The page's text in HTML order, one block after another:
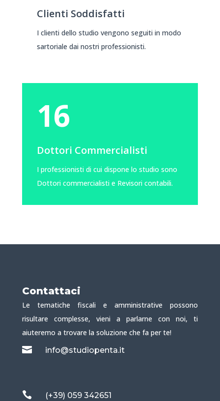
Clienti Soddisfatti
I clienti dello studio vengono seguiti in modo
sartoriale dai nostri professionisti.
16
Dottori Commercialisti
I professionisti di cui dispone lo studio sono
Dottori commercialisti e Revisori contabili.
Contattaci
Le tematiche fiscali e amministrative possono
risultare complesse, vieni a parlarne con noi, ti
aiuteremo a trovare la soluzione che fa per te!
 info@studiopenta.it
 (+39) 059 342651